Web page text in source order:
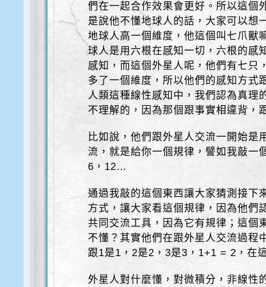
們在一起合作效果會更好。所以這個
是說他不懂地球人的話，大家可以想
地球人高一個維度，他這個叫七爪獸
球人是用六根在感知一切，六根的感
感知，而這個外星人呢，他們有七只
多了一個維度，所以他們的感知方式
人類這種線性感知中，我們認為真理
不理解的，因為那個跟事實相違背，
比如說，他們跟外星人交流一開始是
流，就是給你一個規律，譬如我敲一
6，12…
通過我敲的這個東西讓大家猜測接下
方式，讓大家看這個規律，因為他們
共同交流工具，因為它有規律；這個
不懂？其實他們在跟外星人交流過程
跟1是1，2是2，3是3，1+1 = 2，在
外星人對什麼懂，對微積分，非線性